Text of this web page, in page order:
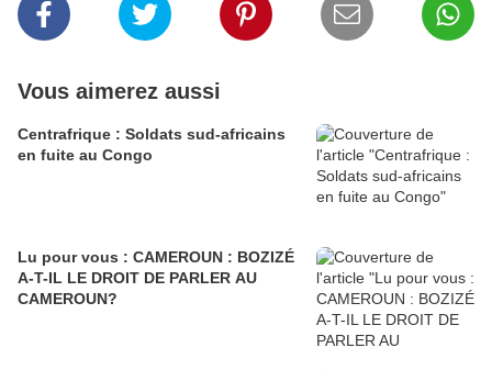
Vous aimerez aussi
Centrafrique : Soldats sud-africains
en fuite au Congo
Lu pour vous : CAMEROUN : BOZIZÉ
A-T-IL LE DROIT DE PARLER AU
CAMEROUN?